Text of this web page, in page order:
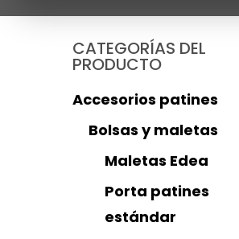
CATEGORÍAS DEL
PRODUCTO
Accesorios patines
Bolsas y maletas
Maletas Edea
Porta patines
estándar